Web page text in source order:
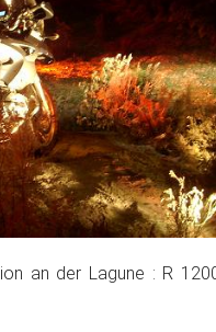
an der Lagune : R